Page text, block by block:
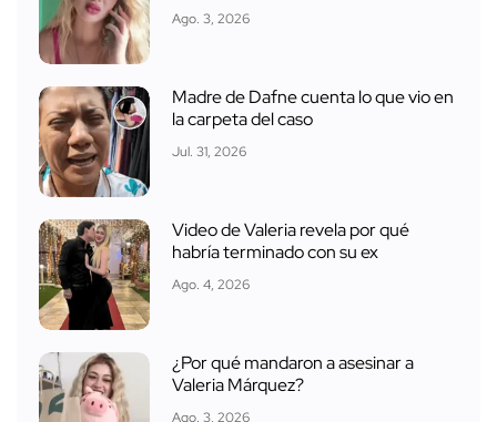
Ago. 3, 2026
Madre de Dafne cuenta lo que vio en
la carpeta del caso
Jul. 31, 2026
Video de Valeria revela por qué
habría terminado con su ex
Ago. 4, 2026
¿Por qué mandaron a asesinar a
Valeria Márquez?
Ago. 3, 2026